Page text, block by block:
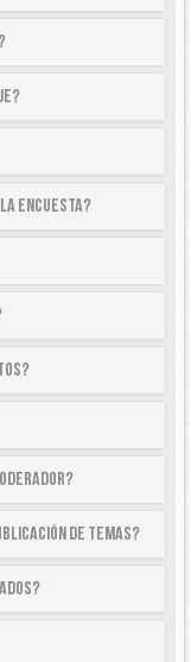
la encuesta?
de temas?